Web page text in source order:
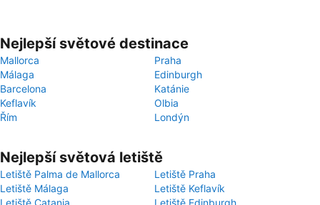
Nejlepší světové destinace
Mallorca
Praha
Málaga
Edinburgh
Barcelona
Katánie
Keflavík
Olbia
Řím
Londýn
Nejlepší světová letiště
Letiště Palma de Mallorca
Letiště Praha
Letiště Málaga
Letiště Keflavík
Letiště Catania
Letiště Edinburgh